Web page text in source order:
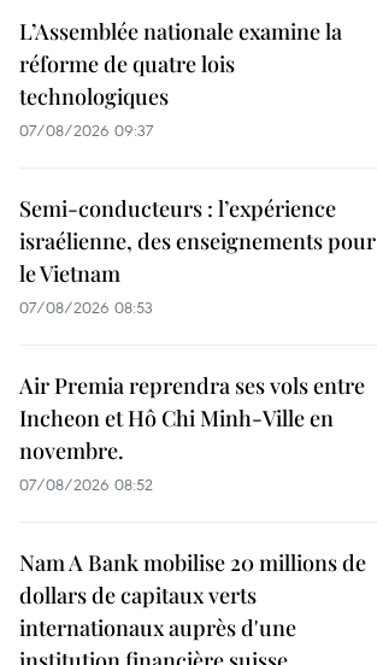
L’Assemblée nationale examine la
réforme de quatre lois
technologiques
07/08/2026 09:37
Semi-conducteurs : l’expérience
israélienne, des enseignements pour
le Vietnam
07/08/2026 08:53
Air Premia reprendra ses vols entre
Incheon et Hô Chi Minh-Ville en
novembre.
07/08/2026 08:52
Nam A Bank mobilise 20 millions de
dollars de capitaux verts
internationaux auprès d'une